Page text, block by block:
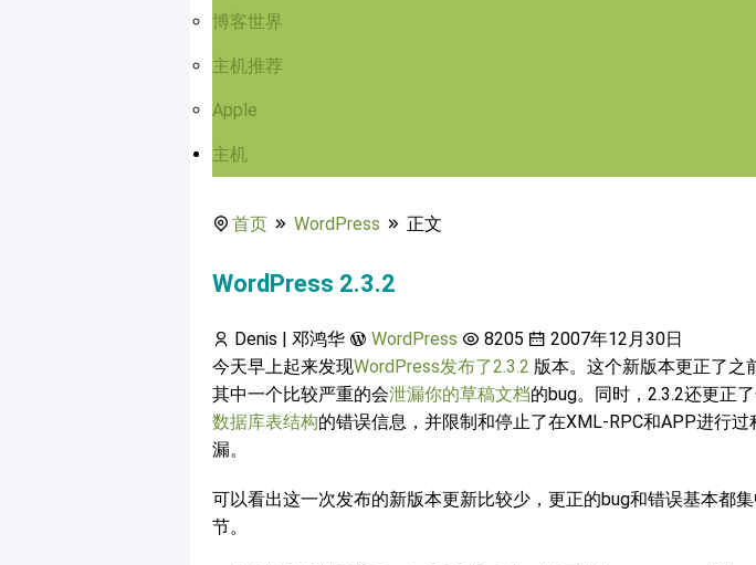
博客世界
主机推荐
Apple
主机
首页 WordPress 正文
WordPress 2.3.2
Denis | 邓鸿华 WordPress 8205
2007年12月30日
今天早上起来发现WordPress发布了2.3.2 版本。这个新版本更正了之
其中一个比较严重的会泄漏你的草稿文档的bug。同时，2.3.2还更正
数据库表结构的错误信息，并限制和停止了在XML-RPC和APP进行
漏。
可以看出这一次发布的新版本更新比较少，更正的bug和错误基本都
节。